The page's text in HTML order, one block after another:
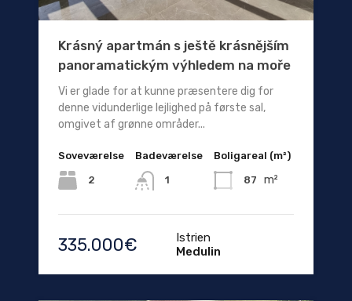
Krásný apartmán s ještě krásnějším
panoramatickým výhledem na moře
Vi er glade for at kunne præsentere dig for
denne vidunderlige lejlighed på første sal,
omgivet af grønne områder...
Soveværelse
2
Badeværelse
1
Boligareal (m²)
87 m²
335.000€
Istrien
Medulin